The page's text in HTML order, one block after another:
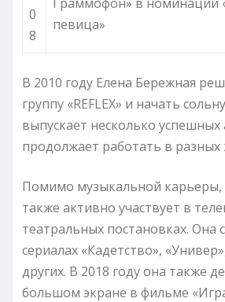
0
8
певица»
В 2010 году Елена Бережная
группу «REFLEX» и начать
выпускает несколько
продолжает работать в
Помимо музыкальной карьеры,
также активно участвует в
театральных постановках. Она
сериалах «Кадетство»,
других. В 2018 году она также
большом экране в фильме